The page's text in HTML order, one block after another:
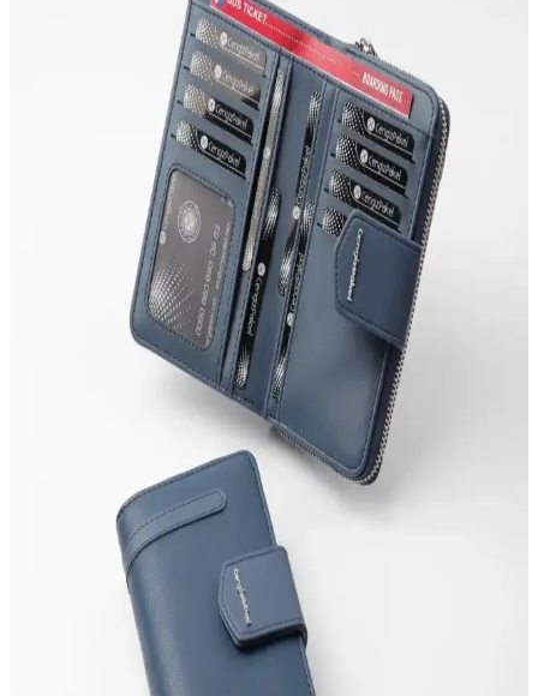
kullanımlarınıza şıklık katar, tarzınızı tamamlar.
Kadın Cüzdanları Karşılaştırması: Av A Dos ve Fil
Deri Modellerinin Özellikleri
İki popüler kadın cüzdanı olan Av A Dos ve Fil Deri modellerinin
malzeme, boyut, bölme özellikleri ve kullanıcı yorumlarıyla detaylı
karşılaştırması, tarz ve fonksiyonellik açısından en iyi seçimi
yapmanıza yardımcı olur.
Womancraft Kadın Cüzdanı: Şık ve Fonksiyonel
Günlük Kullanım İçin Tasarlanmış
Yumuşak dokusu ve canlı turuncu rengiyle dikkat çeken
Womancraft kadın cüzdanı, günlük kullanım için ideal. Pratik
tasarımı, dayanıklı malzemeleri ve uygun fiyatıyla şıklık ve
fonksiyonelliği bir arada sunar.
Tonny Black ve Walle's Polo Cüzdan
Karşılaştırması: Özellikler ve Kullanıcı Yorumları
Tonny Black ve Walle's Polo cüzdanlarının özellikleri, kullanım
avantajları ve kullanıcı yorumlarıyla detaylı karşılaştırması, seçim
yaparken önemli ipuçları sunuyor.
Grande 3639 ve TANGCARF Hakiki Deri Cüzdan
Karşılaştırması: Stil ve Fonksiyonellik Analizi
Bu makalede Grande 3639 ve TANGCARF hakiki deri cüzdanların
tasarım, kalite ve kullanım özellikleri detaylı inceleniyor, uygun